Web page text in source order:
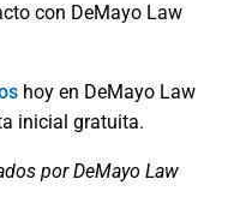
con DeMayo Law
hoy en DeMayo Law
inicial gratuita.
por DeMayo Law